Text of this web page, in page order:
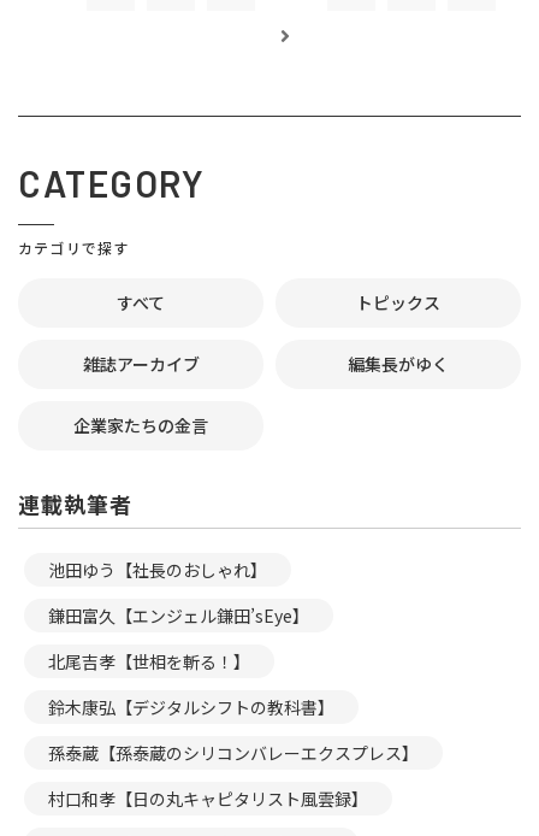
CATEGORY
カテゴリで探す
すべて トピックス
雑誌アーカイブ 編集長がゆく
企業家たちの金言
連載執筆者
池田ゆう【社長のおしゃれ】
鎌田富久【エンジェル鎌田’sEye】
北尾吉孝【世相を斬る！】
鈴木康弘【デジタルシフトの教科書】
孫泰蔵【孫泰蔵のシリコンバレーエクスプレス】
村口和孝【日の丸キャピタリスト風雲録】